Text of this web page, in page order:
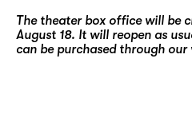
The theater box office will be
August 18. It will reopen as
can be purchased through our